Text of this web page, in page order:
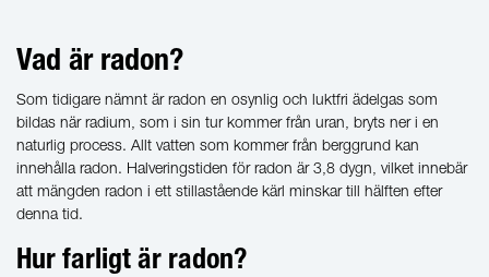
Vad är radon?
Som tidigare nämnt är radon en osynlig och luktfri ädelgas som
bildas när radium, som i sin tur kommer från uran, bryts ner i en
naturlig process. Allt vatten som kommer från berggrund kan
innehålla radon. Halveringstiden för radon är 3,8 dygn, vilket innebär
att mängden radon i ett stillastående kärl minskar till hälften efter
denna tid.
Hur farligt är radon?